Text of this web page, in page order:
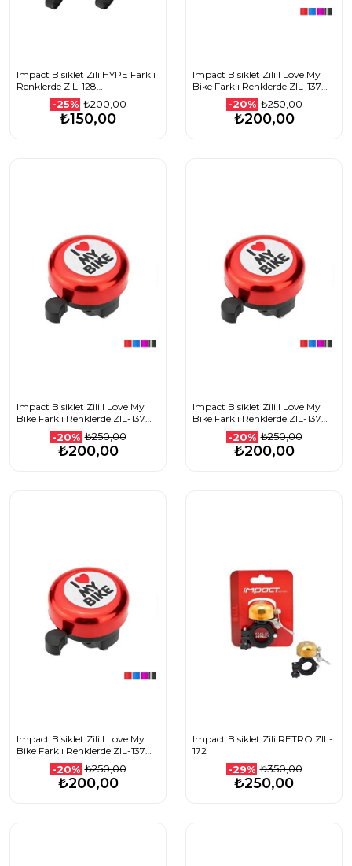
Impact Bisiklet Zili HYPE Farklı
Renklerde ZIL-128
1208501024_MaviTuruncu
-25% ₺200,00
₺150,00
Impact Bisiklet Zili I Love My
Bike Farklı Renklerde ZIL-137
1508501014_Beyaz
-20% ₺250,00
₺200,00
Impact Bisiklet Zili I Love My
Bike Farklı Renklerde ZIL-137
1508501014_KIRMIZI
-20% ₺250,00
₺200,00
Impact Bisiklet Zili I Love My
Bike Farklı Renklerde ZIL-137
1508501014_MAVİ
-20% ₺250,00
₺200,00
Impact Bisiklet Zili I Love My
Bike Farklı Renklerde ZIL-137
1508501014_PEMBE
-20% ₺250,00
₺200,00
Impact Bisiklet Zili RETRO ZIL-
172
-29% ₺350,00
₺250,00